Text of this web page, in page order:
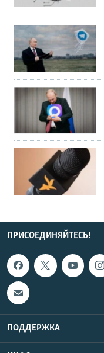
ПРИСОЕДИНЯЙТЕСЬ!
ПОДДЕРЖКА